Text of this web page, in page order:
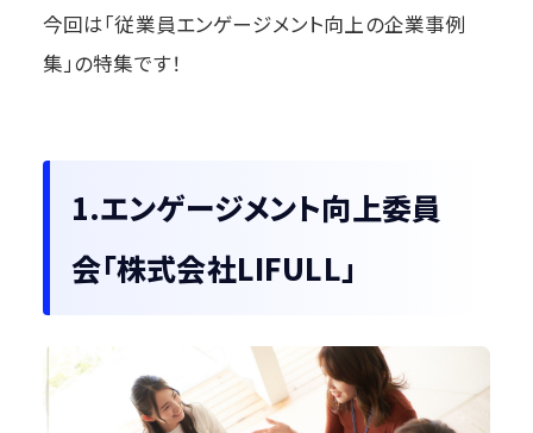
今回は「従業員エンゲージメント向上の企業事例
集」の特集です！
1.エンゲージメント向上委員
会「株式会社LIFULL」